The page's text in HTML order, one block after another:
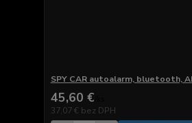
SPY CAR autoalarm, bluetooth,
45,60 €
37,07 € bez DPH